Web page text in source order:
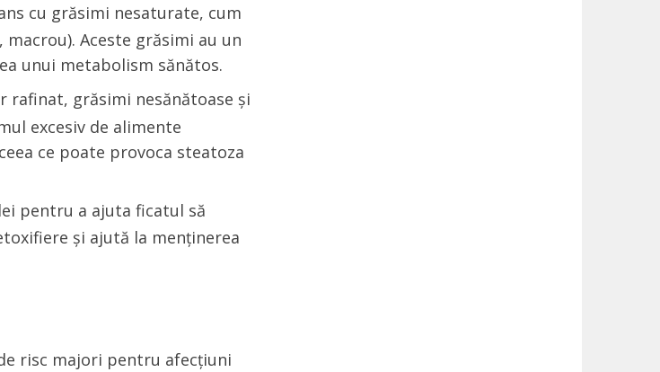
cu grăsimi nesaturate, cum
Aceste grăsimi au un
unui metabolism sănătos.
rafinat, grăsimi nesănătoase și
excesiv de alimente
ce poate provoca steatoza
pentru a ajuta ficatul să
și ajută la menținerea
risc majori pentru afecțiuni